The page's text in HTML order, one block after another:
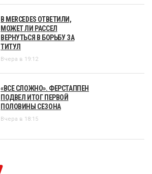
В MERCEDES ОТВЕТИЛИ,
МОЖЕТ ЛИ РАССЕЛ
ВЕРНУТЬСЯ В БОРЬБУ ЗА
ТИТУЛ
Вчера в 19:12
«ВСЕ СЛОЖНО». ФЕРСТАППЕН
ПОДВЕЛ ИТОГ ПЕРВОЙ
ПОЛОВИНЫ СЕЗОНА
Вчера в 18:15